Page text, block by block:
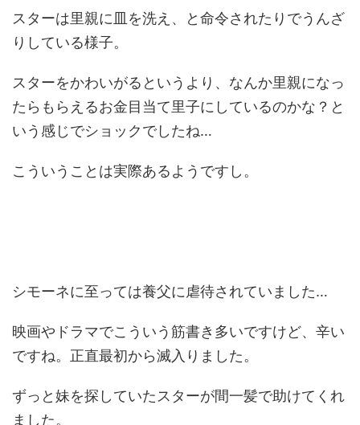
スターは里親に皿を洗え、と命令されたりでうんざ
りしている様子。
スターをかわいがるというより、なんか里親になっ
たらもらえるお金目当て里子にしているのかな？と
いう感じでショックでしたね…
こういうことは実際あるようですし。
シモーネに至っては養父に虐待されていました…
映画やドラマでこういう筋書き多いですけど、辛い
ですね。正直最初から滅入りました。
ずっと妹を探していたスターが間一髪で助けてくれ
ました。